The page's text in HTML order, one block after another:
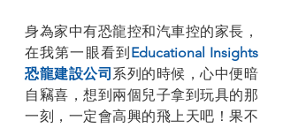
身為家中有恐龍控和汽車控的家長，
在我第一眼看到Educational Insights
恐龍建設公司 系列的時候，心中便暗
自竊喜，想到兩個兒子拿到玩具的那
一刻，一定會高興的飛上天吧！果不